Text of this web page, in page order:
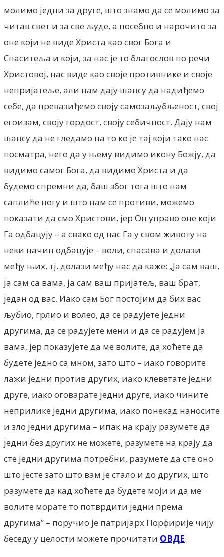
молимо једни за друге, што знамо да се молимо за
читав свет и за све људе, а посебно и нарочито за
оне који не виде Христа као свог Бога и
Спаситеља и који, за нас је то благослов по речи
Христовој, нас виде као своје противнике и своје
непријатеље, али нам дају шансу да надиђемо
себе, да превазиђемо своју самозаљубљеност, свој
егоизам, своју гордост, своју себичност. Дају нам
шансу да не гледамо на то ко је тај који тако нас
посматра, него да у њему видимо икону Божју, да
видимо самог Бога, да видимо Христа и да
будемо спремни да, баш због тога што нам
саплиће ногу и што нам се противи, можемо
показати да смо Христови, јер Он управо оне који
Га одбацују – а свако од нас Га у свом животу на
неки начин одбацује – воли, спасава и долази
међу њих, тј. долази међу нас да каже: „Ја сам ваш,
ја сам са вама, ја сам ваш пријатељ, ваш брат,
један од вас. Иако сам Бог постојим да бих вас
љубио, грлио и волео, да се радујете једни
другима, да се радујете мени и да се радујем Ја
вама, јер показујете да ме волите, да хоћете да
будете једно са мном, зато што – иако говорите
лажи једни против других, иако клеветате једни
друге, иако оговарате једни друге, иако чините
неприлике једни другима, иако понекад наносите
и зло једни другима – ипак на крају разумете да
једни без других не можете, разумете на крају да
сте једни другима потребни, разумете да сте оно
што јесте зато што вам је стало и до других, што
разумете да кад хоћете да будете моји и да ме
волите морате то потврдити једни према
другима” – поручио је патријарх Порфирије чију
беседу у целости можете прочитати ОВДЕ.